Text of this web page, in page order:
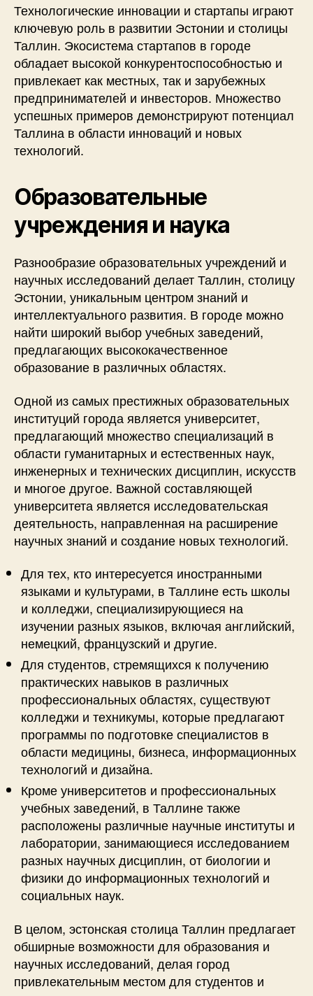
Технологические инновации и стартапы играют
ключевую роль в развитии Эстонии и столицы
Таллин. Экосистема стартапов в городе
обладает высокой конкурентоспособностью и
привлекает как местных, так и зарубежных
предпринимателей и инвесторов. Множество
успешных примеров демонстрируют потенциал
Таллина в области инноваций и новых
технологий.
Образовательные
учреждения и наука
Разнообразие образовательных учреждений и
научных исследований делает Таллин, столицу
Эстонии, уникальным центром знаний и
интеллектуального развития. В городе можно
найти широкий выбор учебных заведений,
предлагающих высококачественное
образование в различных областях.
Одной из самых престижных образовательных
институций города является университет,
предлагающий множество специализаций в
области гуманитарных и естественных наук,
инженерных и технических дисциплин, искусств
и многое другое. Важной составляющей
университета является исследовательская
деятельность, направленная на расширение
научных знаний и создание новых технологий.
Для тех, кто интересуется иностранными
языками и культурами, в Таллине есть школы
и колледжи, специализирующиеся на
изучении разных языков, включая английский,
немецкий, французский и другие.
Для студентов, стремящихся к получению
практических навыков в различных
профессиональных областях, существуют
колледжи и техникумы, которые предлагают
программы по подготовке специалистов в
области медицины, бизнеса, информационных
технологий и дизайна.
Кроме университетов и профессиональных
учебных заведений, в Таллине также
расположены различные научные институты и
лаборатории, занимающиеся исследованием
разных научных дисциплин, от биологии и
физики до информационных технологий и
социальных наук.
В целом, эстонская столица Таллин предлагает
обширные возможности для образования и
научных исследований, делая город
привлекательным местом для студентов и